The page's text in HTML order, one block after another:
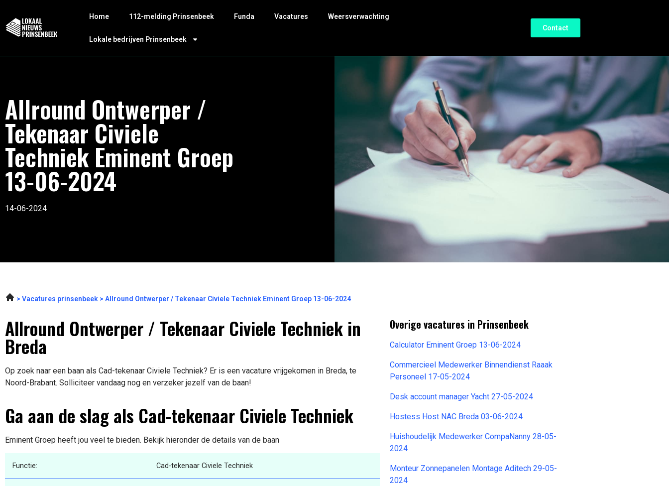
Home 112-melding Prinsenbeek Funda Vacatures Weersverwachting
Lokale bedrijven Prinsenbeek
Contact
Allround Ontwerper /
Tekenaar Civiele
Techniek Eminent Groep
13-06-2024
14-06-2024
Vacatures prinsenbeek Allround Ontwerper / Tekenaar Civiele Techniek Eminent Groep 13-06-2024
Allround Ontwerper / Tekenaar Civiele Techniek in
Breda
Op zoek naar een baan als Cad-tekenaar Civiele Techniek? Er is een vacature vrijgekomen in Breda, te
Noord-Brabant. Solliciteer vandaag nog en verzeker jezelf van de baan!
Ga aan de slag als Cad-tekenaar Civiele Techniek
Eminent Groep heeft jou veel te bieden. Bekijk hieronder de details van de baan
Functie: Cad-tekenaar Civiele Techniek
Overige vacatures in Prinsenbeek
Calculator Eminent Groep 13-06-2024
Commercieel Medewerker Binnendienst Raaak
Personeel 17-05-2024
Desk account manager Yacht 27-05-2024
Hostess Host NAC Breda 03-06-2024
Huishoudelijk Medewerker CompaNanny 28-05-
2024
Monteur Zonnepanelen Montage Aditech 29-05-
2024